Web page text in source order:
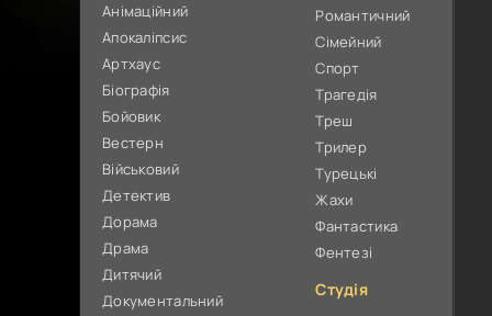
Анімаційний
Апокаліпсис
Артхаус
Біографія
Бойовик
Вестерн
Військовий
Детектив
Дорама
Драма
Дитячий
Документальний
Романтичний
Сімейний
Спорт
Трагедія
Треш
Трилер
Турецькі
Жахи
Фантастика
Фентезі
Студія